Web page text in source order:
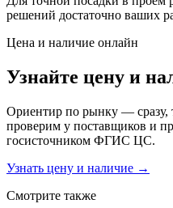
решений достаточно ваших
Цена и наличие онлайн
Узнайте цену и
Ориентир по рынку — сразу,
проверим у поставщиков и
госисточником ФГИС ЦС.
Узнать цену и наличие →
Смотрите также